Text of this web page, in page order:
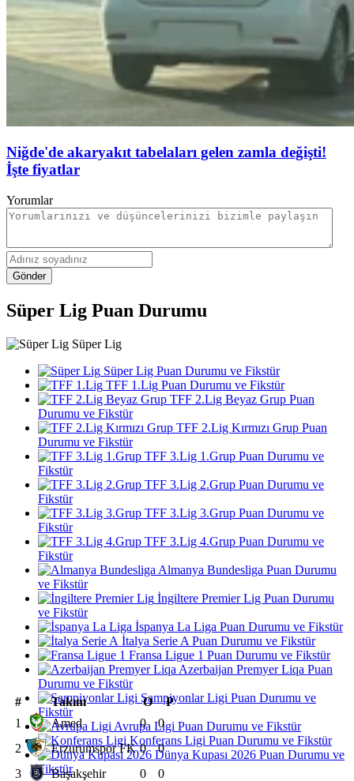
Niğde'de akaryakıt tabelaları gelen zamla değişti!
İşte fiyatlar
Yorumlar
Gönder
Süper Lig Puan Durumu
Süper Lig
Süper Lig Puan Durumu ve Fikstür
TFF 1.Lig Puan Durumu ve Fikstür
TFF 2.Lig Beyaz Grup Puan
Durumu ve Fikstür
TFF 2.Lig Kırmızı Grup Puan
Durumu ve Fikstür
TFF 3.Lig 1.Grup Puan Durumu ve
Fikstür
TFF 3.Lig 2.Grup Puan Durumu ve
Fikstür
TFF 3.Lig 3.Grup Puan Durumu ve
Fikstür
TFF 3.Lig 4.Grup Puan Durumu ve
Fikstür
Almanya Bundesliga Puan Durumu
ve Fikstür
İngiltere Premier Lig Puan Durumu
ve Fikstür
İspanya La Liga Puan Durumu ve Fikstür
İtalya Serie A Puan Durumu ve Fikstür
Fransa Ligue 1 Puan Durumu ve Fikstür
Azerbaijan Premyer Liqa Puan
Durumu ve Fikstür
Şampiyonlar Ligi Puan Durumu ve
Fikstür
Avrupa Ligi Puan Durumu ve Fikstür
Konferans Ligi Puan Durumu ve Fikstür
Dünya Kupası 2026 Puan Durumu ve
Fikstür
# Takım O
P
1
Amed 0
0
2
Erzurumspor FK 0
0
3
Başakşehir 0
0